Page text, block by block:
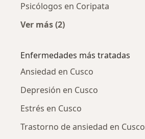
Psicólogos en Coripata
Ver más (2)
Enfermedades más tratadas
Ansiedad en Cusco
Depresión en Cusco
Estrés en Cusco
Trastorno de ansiedad en Cusco